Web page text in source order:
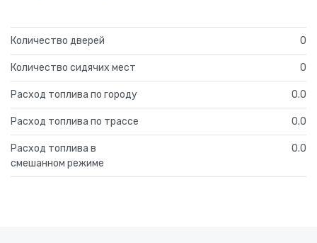
Количество дверей 0
Количество сидячих мест 0
Расход топлива по городу 0.0
Расход топлива по трассе 0.0
Расход топлива в
смешанном режиме
0.0